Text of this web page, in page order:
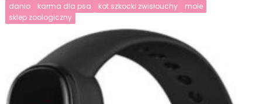
danio karma dla psa kot szkocki zwisłouchy
mole
sklep zoologiczny